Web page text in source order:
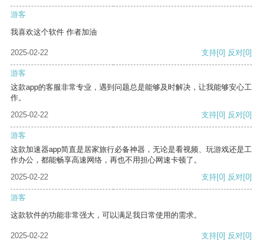
游客
我喜欢这个软件 作者加油
2025-02-22 支持[0] 反对[0]
游客
这款app的客服非常专业，遇到问题总是能够及时解决，让我能够安心工
作。
2025-02-22
支持[0] 反对[0]
游客
这款加速器app简直是居家旅行必备神器，无论是看视频、玩游戏还是工
作办公，都能畅享高速网络，再也不用担心网速卡顿了。
2025-02-22
支持[0] 反对[0]
游客
这款软件的功能非常强大，可以满足我日常使用的需求。
2025-02-22 支持[0] 反对[0]